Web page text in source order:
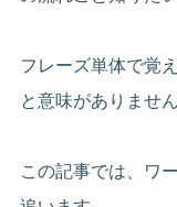
フレーズ単体で覚
と意味がありません
この記事では、ワ